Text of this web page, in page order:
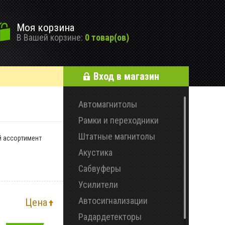
Моя корзина
В Вашей корзине: 0 товар(ов)
Вход в магазин
ассортимент
Цена
Автомагнитолы
Рамки и переходники
Штатные магнитолы
Акустика
Сабвуферы
Усилители
Автосигнализации
Радардетекторы